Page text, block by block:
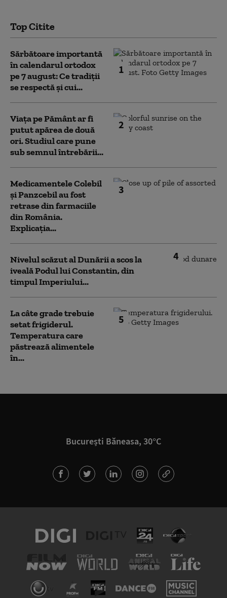
Top Citite
1
Sărbătoare importantă
în calendarul ortodox
pe 7 august: Ce tradiții
se respectă și cui...
2
Viața pe Pământ ar fi
putut apărea de două
ori. Studiul care pune
sub semnul întrebării...
3
Medicamentele Colebil
și Panzcebil au fost
retrase din farmaciile
din România.
Explicația...
4
Nivelul scăzut al Dunării a scos la
iveală Podul lui Constantin, din
timpul Imperiului...
5
La câte grade trebuie
setat frigiderul.
Temperatura care
păstrează alimentele
în...
București Băneasa, 30°C